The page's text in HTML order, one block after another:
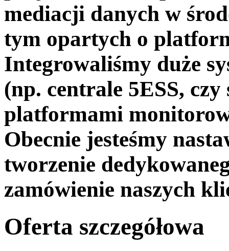
mediacji danych w
tym opartych o
Integrowaliśmy duże
(np. centrale 5ESS,
platformami
Obecnie jesteśmy
tworzenie
zamówienie naszych
Oferta szczegółowa